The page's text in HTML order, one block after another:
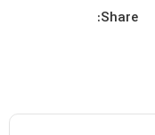
Share: